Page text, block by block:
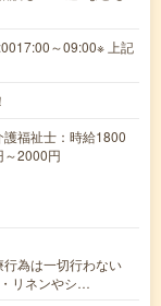
～09:00※ 上記
福祉士：時給1800
～2000円
為は一切行わない
リネンやシ…